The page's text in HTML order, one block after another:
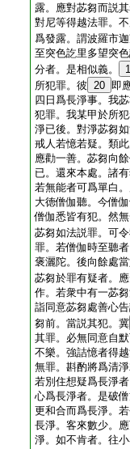
露。應對苾芻而説
對尼等得越法罪。
爲發露。謂波羅市
至突色訖里多望突
分者。是相似義。
所犯罪。彼 20 即
四日爲長淨事。我
犯罪。我某甲於所
淨已後。對淨苾芻
戒人若憶若疑。類
應勸一善。苾芻向
已。還來本處。諸
若無能者可爲單白
大徳僧伽聽。今僧
僧伽悉皆有犯。然
苾芻如法説罪。可
罪。若僧伽時至聽
褒灑陀。後向餘處
苾芻於罪有疑者。
作。若衆中有一苾
詣同意苾芻處善心
芻前。當説其犯。冀
其罪。必無同意自
不樂。強詰憶者得
無罪。斟酌將爲清
若別住想疑爲長淨
心爲長淨者。是破
更和合而爲長淨。
長淨。客來數少。
淨。如不肯者。往